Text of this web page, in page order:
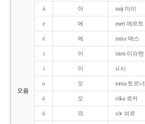
모음
á 아 máj 마이
e 에 mert 메르트
é 에 mész 메스
i 이 isten 이슈텐
í 이 sí 시
o 오 torna 토르너
ó 오 róka 로커
ö 외 sör 쇠르